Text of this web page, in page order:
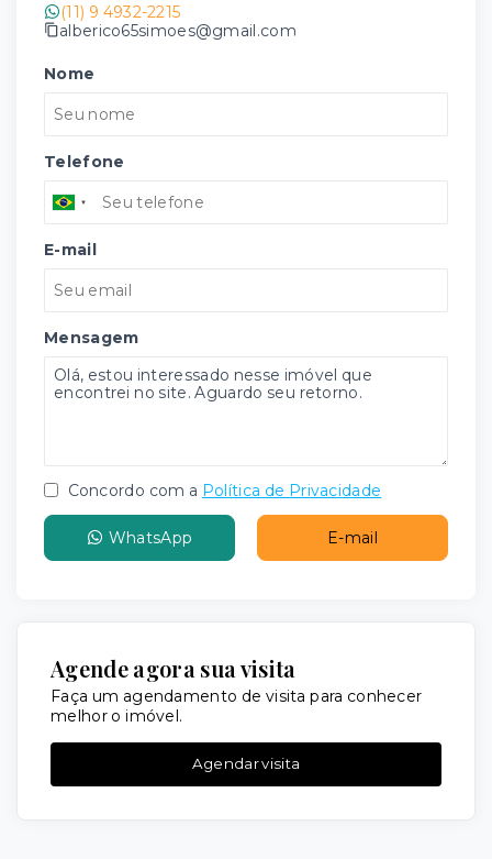
(11) 9 4932-2215
alberico65simoes@gmail.com
Nome
Telefone
E-mail
Mensagem
Concordo com a Política de Privacidade
WhatsApp E-mail
Agende agora sua visita
Faça um agendamento de visita para conhecer
melhor o imóvel.
Agendar visita